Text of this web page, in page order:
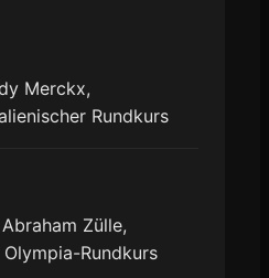
Merckx,
Rundkurs
Zülle,
Rundkurs